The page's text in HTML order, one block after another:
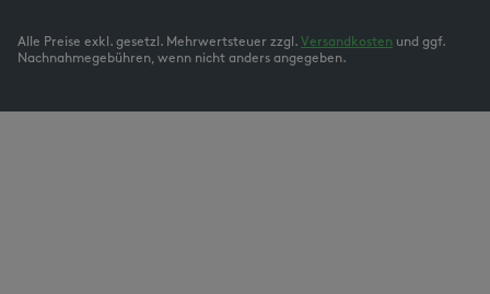
Alle Preise exkl. gesetzl. Mehrwertsteuer zzgl. Versandkosten und ggf.
Nachnahmegebühren, wenn nicht anders angegeben.